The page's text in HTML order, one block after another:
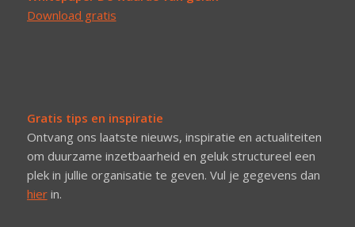
Download gratis
Gratis tips en inspiratie
Ontvang ons laatste nieuws, inspiratie en actualiteiten
om duurzame inzetbaarheid en geluk structureel een
plek in jullie organisatie te geven. Vul je gegevens dan
hierin.